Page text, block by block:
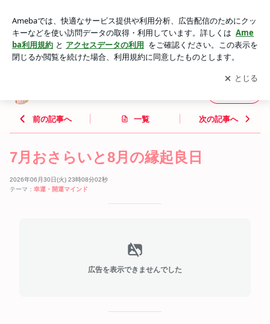
アプリをダウンロードして ブログの更新通知
を受け取りまし
ょう。
開く
前の記事へ 一覧 次の記事へ
7月おさらいと8月の縁起良日
2026年06月30日(火) 23時08分02秒
テーマ： 幸運・開運マインド
広告を表示できませんでした